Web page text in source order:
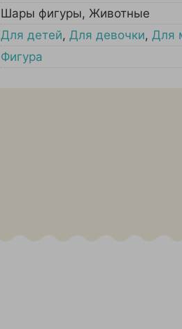
Шары фигуры, Животные
Для детей, Для девочки, Для
Фигура